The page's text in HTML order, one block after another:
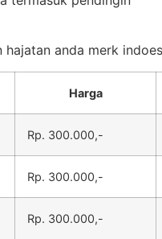
anda merk
Harga
Rp. 300.000,-
Rp. 300.000,-
Rp. 300.000,-